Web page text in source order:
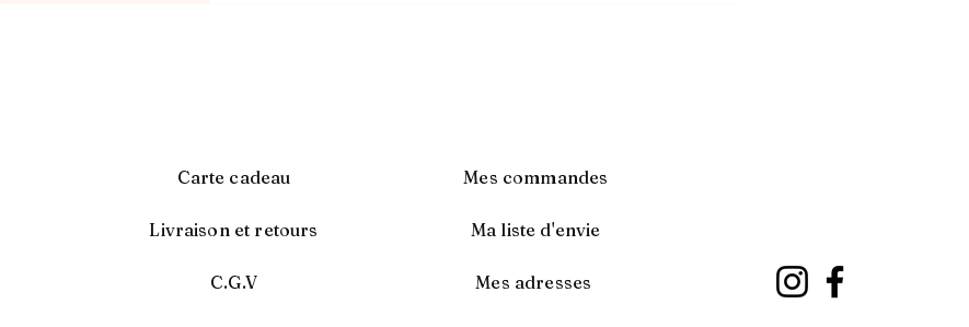
Carte cadeau
Livraison et retours
C.G.V
Mes commandes
Ma liste d'envie
Mes adresses